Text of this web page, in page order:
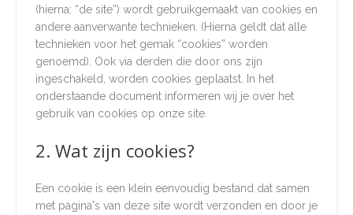
(hierna: “de site”) wordt gebruikgemaakt van cookies en
andere aanverwante technieken. (Hierna geldt dat alle
technieken voor het gemak “cookies” worden
genoemd). Ook via derden die door ons zijn
ingeschakeld, worden cookies geplaatst. In het
onderstaande document informeren wij je over het
gebruik van cookies op onze site.
2. Wat zijn cookies?
Een cookie is een klein eenvoudig bestand dat samen
met pagina's van deze site wordt verzonden en door je